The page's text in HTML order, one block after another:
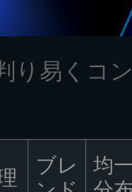
り易くコ
ブレ
均